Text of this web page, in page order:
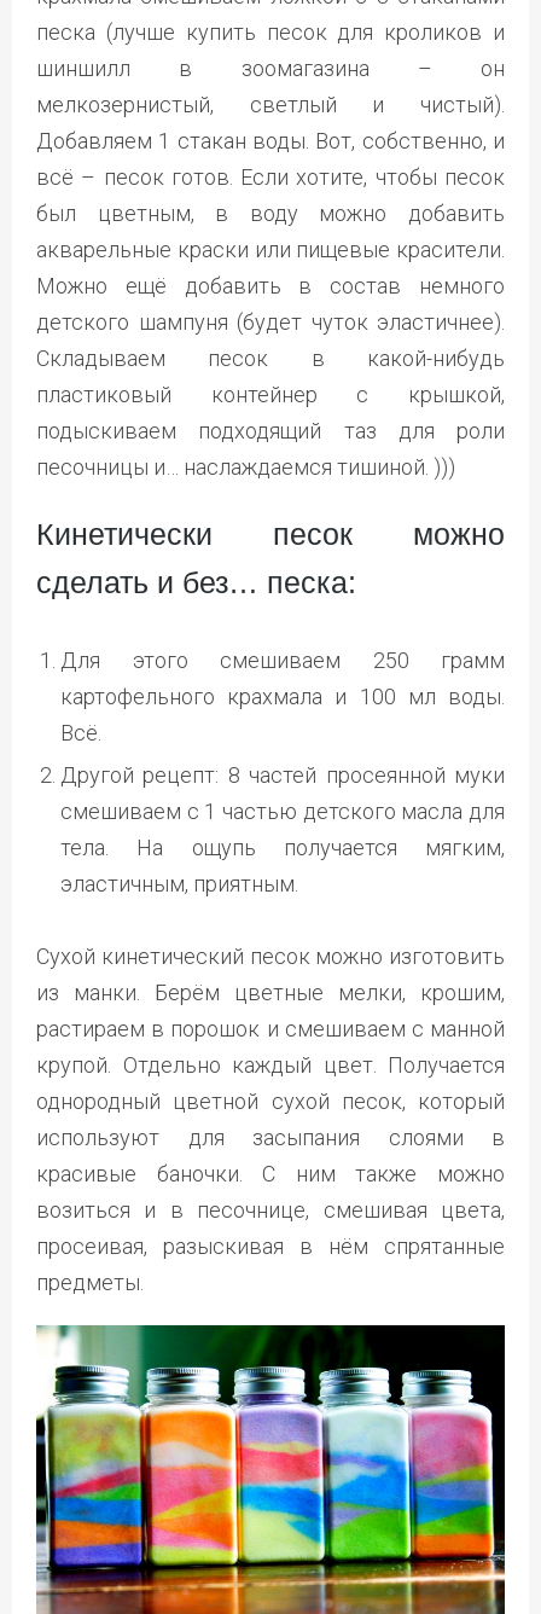
песка (лучше купить песок для кроликов и
шиншилл в зоомагазина – он
мелкозернистый, светлый и чистый).
Добавляем 1 стакан воды. Вот, собственно, и
всё – песок готов. Если хотите, чтобы песок
был цветным, в воду можно добавить
акварельные краски или пищевые красители.
Можно ещё добавить в состав немного
детского шампуня (будет чуток эластичнее).
Складываем песок в какой-нибудь
пластиковый контейнер с крышкой,
подыскиваем подходящий таз для роли
песочницы и… наслаждаемся тишиной. )))
Кинетически песок можно
сделать и без… песка:
Для этого смешиваем 250 грамм
картофельного крахмала и 100 мл воды.
Всё.
Другой рецепт: 8 частей просеянной муки
смешиваем с 1 частью детского масла для
тела. На ощупь получается мягким,
эластичным, приятным.
Сухой кинетический песок можно изготовить
из манки. Берём цветные мелки, крошим,
растираем в порошок и смешиваем с манной
крупой. Отдельно каждый цвет. Получается
однородный цветной сухой песок, который
используют для засыпания слоями в
красивые баночки. С ним также можно
возиться и в песочнице, смешивая цвета,
просеивая, разыскивая в нём спрятанные
предметы.